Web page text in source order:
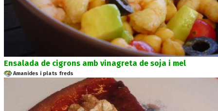
Ensalada de cigrons amb vinagreta de soja i mel
Amanides i plats freds